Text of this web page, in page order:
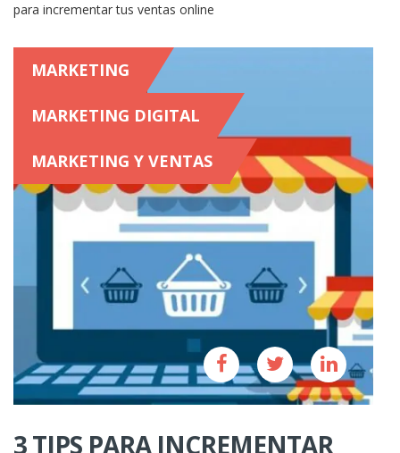
para incrementar tus ventas online
MARKETING
MARKETING DIGITAL
MARKETING Y VENTAS
3 TIPS PARA INCREMENTAR